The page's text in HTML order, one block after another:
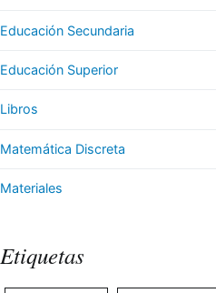
Educación Secundaria
Educación Superior
Libros
Matemática Discreta
Materiales
Etiquetas